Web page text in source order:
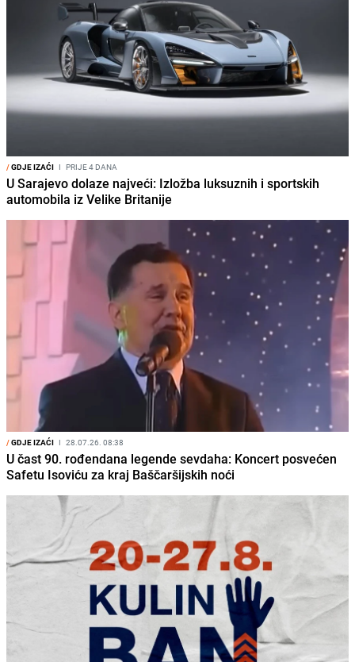
/GDJE IZAĆI I PRIJE 4 DANA
U Sarajevo dolaze najveći: Izložba luksuznih i sportskih
automobila iz Velike Britanije
/GDJE IZAĆI I 28.07.26. 08:38
U čast 90. rođendana legende sevdaha: Koncert posvećen
Safetu Isoviću za kraj Baščaršijskih noći